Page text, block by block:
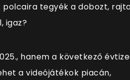
tegyék a dobozt,
igaz?
hanem a következő
a videójátékok piacán,